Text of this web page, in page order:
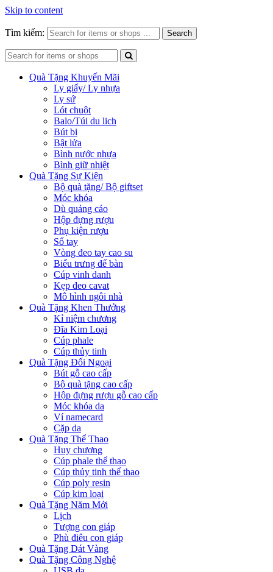
Skip to content
Tìm kiếm: Search
Quà Tặng Khuyến Mãi
Ly giấy/ Ly nhựa
Ly sứ
Lót chuột
Balo/Túi du lich
Bút bi
Bật lửa
Bình nước nhựa
Bình giữ nhiệt
Quà Tặng Sự Kiện
Bộ quà tặng/ Bộ giftset
Móc khóa
Dù quảng cáo
Hộp đựng rượu
Phụ kiện rượu
Sổ tay
Vòng đeo tay cao su
Biểu trưng để bàn
Cúp vinh danh
Kẹp đeo cavat
Mô hình ngôi nhà
Quà Tặng Khen Thưởng
Kỉ niệm chương
Đĩa Kim Loại
Cúp phale
Cúp thủy tinh
Quà Tặng Đối Ngoại
Bút gỗ cao cấp
Bộ quà tặng cao cấp
Hộp đựng rượu gỗ cao cấp
Móc khóa da
Ví namecard
Cặp da
Quà Tặng Thể Thao
Huy chương
Cúp phale thể thao
Cúp thủy tinh thể thao
Cúp poly resin
Cúp kim loại
Quà Tặng Năm Mới
Lịch
Tượng con giáp
Phù điêu con giáp
Quà Tặng Dát Vàng
Quà Tặng Công Nghệ